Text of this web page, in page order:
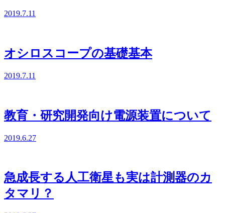
2019.7.11
オシロスコープの基礎基本
2019.7.11
教育・研究開発向け電源装置について
2019.6.27
急成長する人工衛星も実は計測器のカ
タマリ？